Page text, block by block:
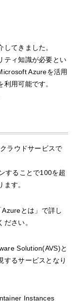
てきました。
ティ知識が必要とい
Azureを活用
用可能です。
ラウドサービスで
することで100を超
す。
とは」で詳し
さい。
Solution(AVS)と
するサービスとなり
Instances